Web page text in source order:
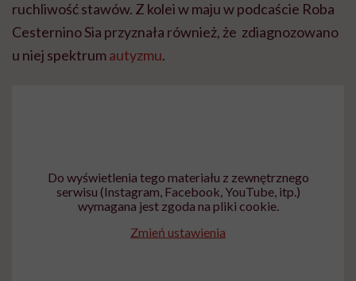
ruchliwość stawów. Z kolei w maju w podcaście Roba
Cesternino Sia przyznała również, że zdiagnozowano
u niej spektrumautyzmu.
Do wyświetlenia tego materiału z zewnętrznego
serwisu (Instagram, Facebook, YouTube, itp.)
wymagana jest zgoda na pliki cookie.
Zmień ustawienia